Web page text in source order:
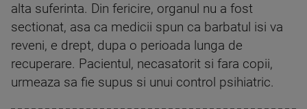
alta suferinta. Din fericire, organul nu a fost
sectionat, asa ca medicii spun ca barbatul isi va
reveni, e drept, dupa o perioada lunga de
recuperare. Pacientul, necasatorit si fara copii,
urmeaza sa fie supus si unui control psihiatric.